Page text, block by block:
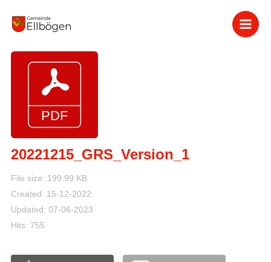
Inhalt
20221215_GRS_Version_1
File size: 199.99 KB
Created: 15-12-2022
Updated: 07-06-2023
Hits: 755